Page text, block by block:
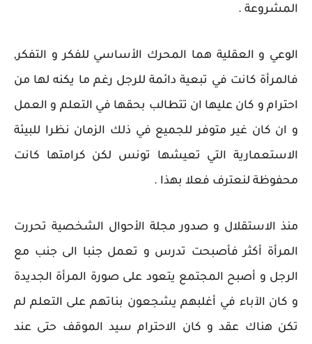
المشروعة .
الوعي و العقلية هما المحرك الأساسي للفكر و التفكر,
فالمرأة كانت في تبعية دائمة للرجل رغم ما يكنه لها من
احترام و كان عليها ان تتطالب بحقها في التعلم و العمل
و ان كان غير متوفر للجميع في ذلك الزمان نظرا للبيئة
الاستعمارية التي تعيشها تونس لكن كرامتها كانت
محفوظة لنعترف فعلا بهذا .
منذ الاستقلال و صدور مجلة الأحوال الشخصية تحررت
المرأة أكثر فأصبحت تدرس و تعمل جنبا الى جنب مع
الرجل و أصبح المجتمع يتعود على صورة المرأة الجديدة
و كان الآباء في أغلبهم يشجعون بناتهم على التعلم لم
تكن هناك عقد و كان الاحترام سيد الموقف حتى عند